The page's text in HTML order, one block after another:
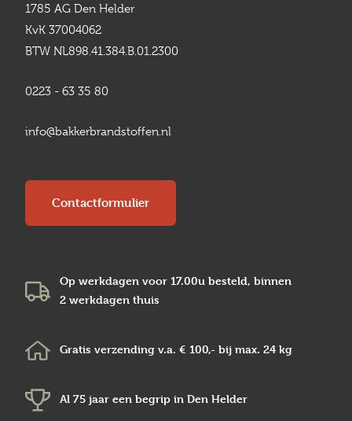
1785 AG Den Helder
KvK 37004062
BTW NL898.41.384.B.01.2300
0223 - 63 35 80
info@bakkerbrandstoffen.nl
Contactformulier
Op werkdagen voor 17.00u besteld, binnen
2 werkdagen thuis
Gratis verzending v.a. € 100,- bij max. 24 kg
Al 75 jaar een begrip in Den Helder